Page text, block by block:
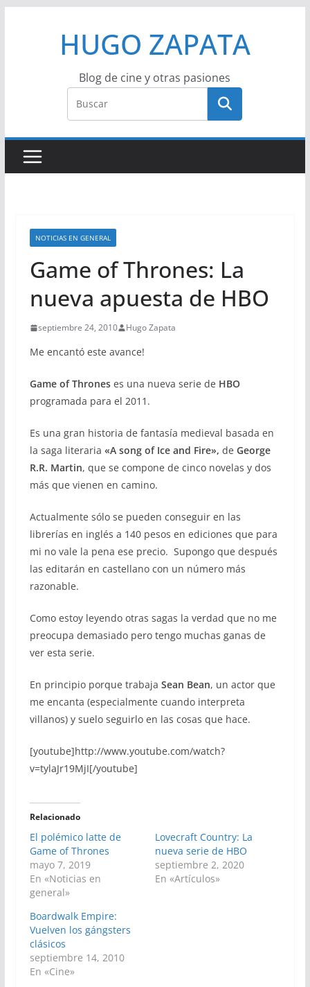
HUGO ZAPATA
Blog de cine y otras pasiones
NOTICIAS EN GENERAL
Game of Thrones: La
nueva apuesta de HBO
septiembre 24, 2010 Hugo Zapata
Me encantó este avance!
Game of Thrones es una nueva serie de HBO
programada para el 2011.
Es una gran historia de fantasía medieval basada en
la saga literaria «A song of Ice and Fire», de George
R.R. Martin, que se compone de cinco novelas y dos
más que vienen en camino.
Actualmente sólo se pueden conseguir en las
librerías en inglés a 140 pesos en ediciones que para
mi no vale la pena ese precio. Supongo que después
las editarán en castellano con un número más
razonable.
Como estoy leyendo otras sagas la verdad que no me
preocupa demasiado pero tengo muchas ganas de
ver esta serie.
En principio porque trabaja Sean Bean, un actor que
me encanta (especialmente cuando interpreta
villanos) y suelo seguirlo en las cosas que hace.
[youtube]http://www.youtube.com/watch?
v=tylaJr19MjI[/youtube]
Relacionado
El polémico latte de
Game of Thrones
mayo 7, 2019
En «Noticias en
general»
Lovecraft Country: La
nueva serie de HBO
septiembre 2, 2020
En «Artículos»
Boardwalk Empire:
Vuelven los gángsters
clásicos
septiembre 14, 2010
En «Cine»